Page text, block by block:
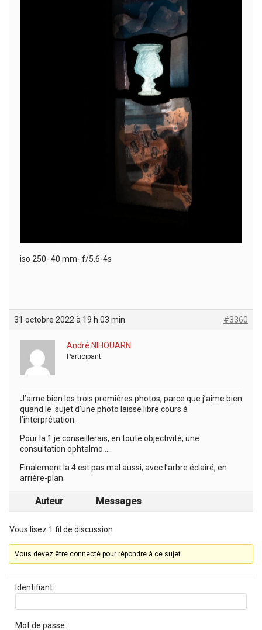
iso 250- 40 mm- f/5,6-4s
31 octobre 2022 à 19 h 03 min #3360
André NIHOUARN
Participant
J’aime bien les trois premières photos, parce que j’aime bien
quand le sujet d’une photo laisse libre cours à
l’interprétation.
Pour la 1 je conseillerais, en toute objectivité, une
consultation ophtalmo…..
Finalement la 4 est pas mal aussi, avec l’arbre éclairé, en
arrière-plan.
Auteur Messages
Vous lisez 1 fil de discussion
Vous devez être connecté pour répondre à ce sujet.
Identifiant:
Mot de passe: